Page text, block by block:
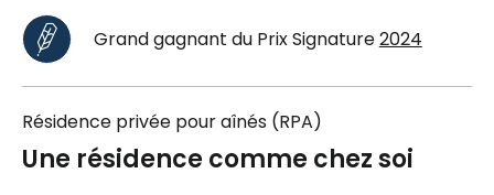
Grand gagnant du Prix Signature2024
Résidence privée pour aînés (RPA)
Une résidence comme chez soi